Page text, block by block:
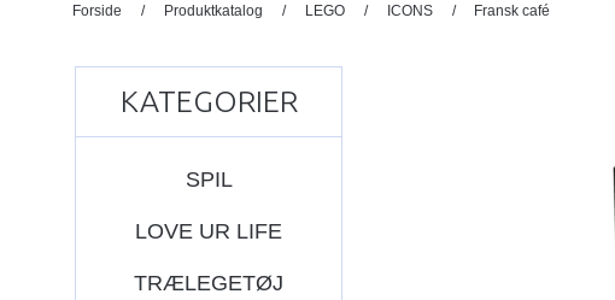
Forside / Produktkatalog / LEGO / ICONS / Fransk café
KATEGORIER
SPIL
LOVE UR LIFE
TRÆLEGETØJ